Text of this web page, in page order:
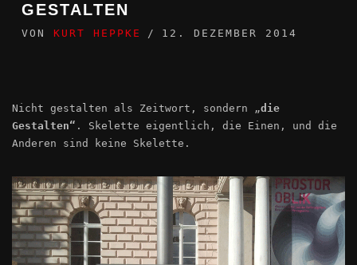
GESTALTEN
VON KURT HEPPKE 12. DEZEMBER 2014
Nicht gestalten als Zeitwort, sondern „die
Gestalten“ . Skelette eigentlich, die Einen, und die
Anderen sind keine Skelette.